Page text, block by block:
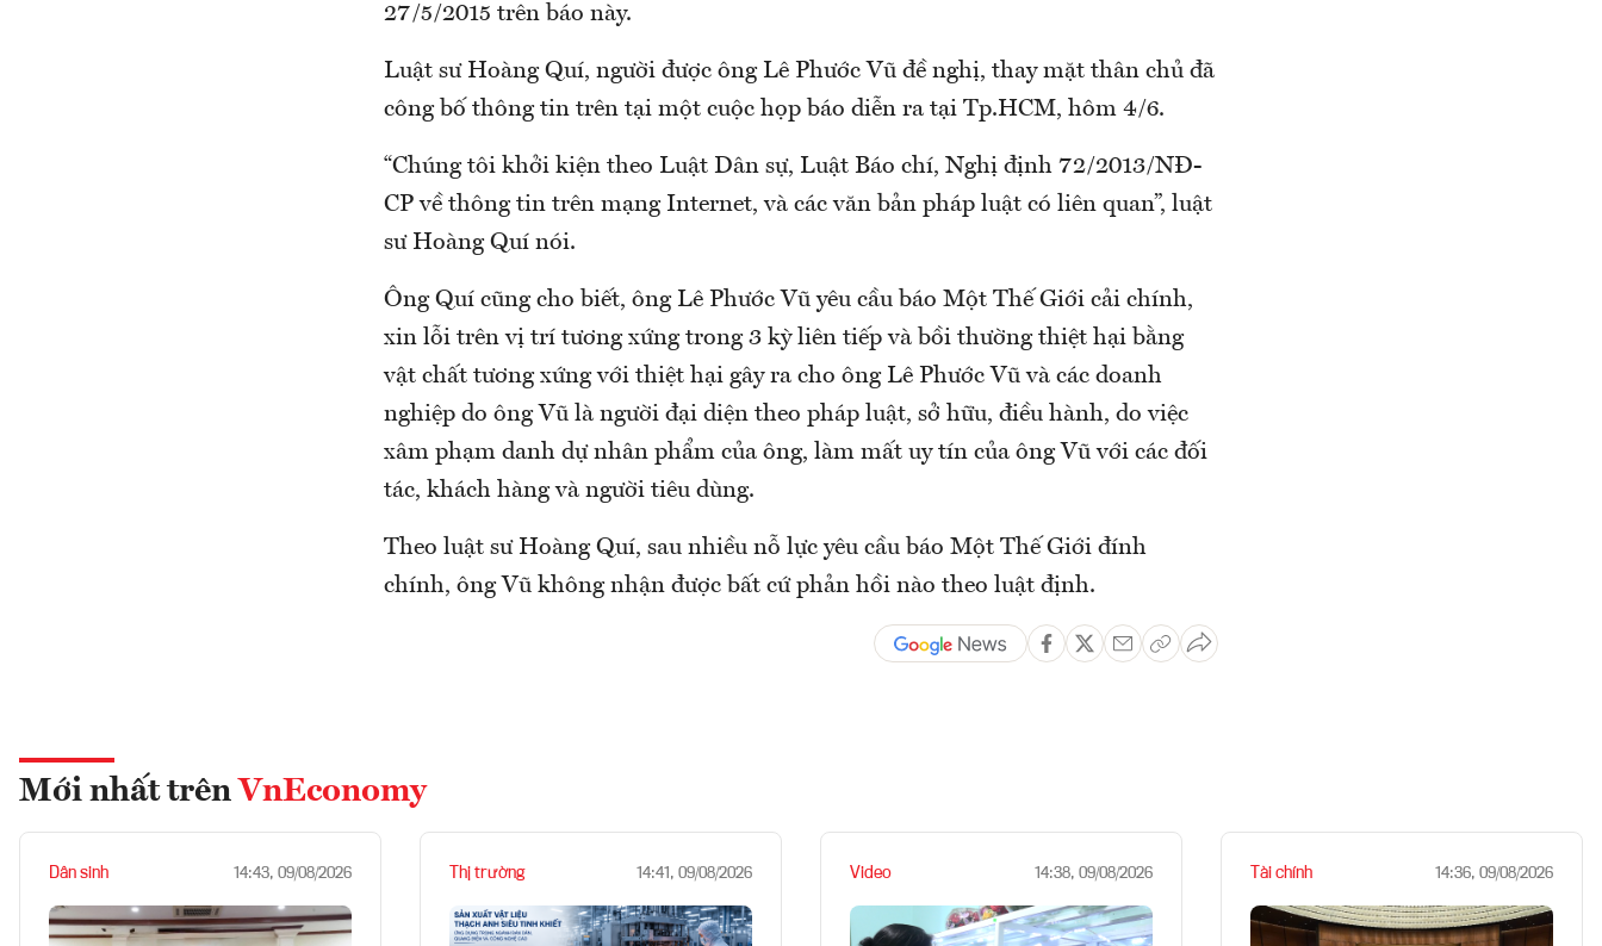
27/5/2015 trên báo này.
Luật sư Hoàng Quí, người được ông Lê Phước Vũ đề nghị, thay mặt thân chủ đã
công bố thông tin trên tại một cuộc họp báo diễn ra tại Tp.HCM, hôm 4/6.
“Chúng tôi khởi kiện theo Luật Dân sự, Luật Báo chí, Nghị định 72/2013/NĐ-
CP về thông tin trên mạng Internet, và các văn bản pháp luật có liên quan”, luật
sư Hoàng Quí nói.
Ông Quí cũng cho biết, ông Lê Phước Vũ yêu cầu báo Một Thế Giới cải chính,
xin lỗi trên vị trí tương xứng trong 3 kỳ liên tiếp và bồi thường thiệt hại bằng
vật chất tương xứng với thiệt hại gây ra cho ông Lê Phước Vũ và các doanh
nghiệp do ông Vũ là người đại diện theo pháp luật, sở hữu, điều hành, do việc
xâm phạm danh dự nhân phẩm của ông, làm mất uy tín của ông Vũ với các đối
tác, khách hàng và người tiêu dùng.
Theo luật sư Hoàng Quí, sau nhiều nỗ lực yêu cầu báo Một Thế Giới đính
chính, ông Vũ không nhận được bất cứ phản hồi nào theo luật định.
Mới nhất trên VnEconomy
Dân sinh 14:43, 09/08/2026 Thị trường 14:41, 09/08/2026 Video 14:38, 09/08/2026 Tài chính 14:36, 09/08/2026